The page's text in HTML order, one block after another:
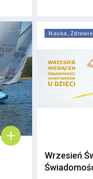
Nauka,
Wrzesień